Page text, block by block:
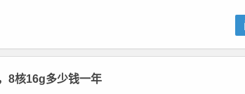
8核16g多少钱一年